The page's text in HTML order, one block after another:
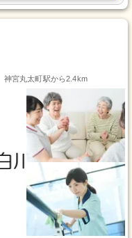
神宮丸太町駅から2.4km